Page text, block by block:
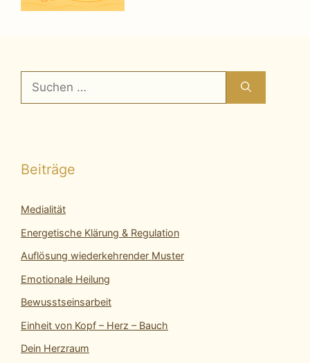
Suchen
nach:
Beiträge
Medialität
Energetische Klärung & Regulation
Auflösung wiederkehrender Muster
Emotionale Heilung
Bewusstseinsarbeit
Einheit von Kopf – Herz – Bauch
Dein Herzraum